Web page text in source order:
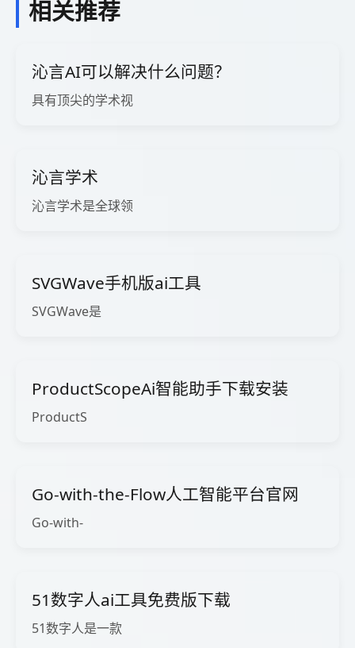
相关推荐
沁言AI可以解决什么问题？
具有顶尖的学术视
沁言学术
沁言学术是全球领
SVGWave手机版ai工具
SVGWave是
ProductScopeAi智能助手下载安装
ProductS
Go-with-the-Flow人工智能平台官网
Go-with-
51数字人ai工具免费版下载
51数字人是一款